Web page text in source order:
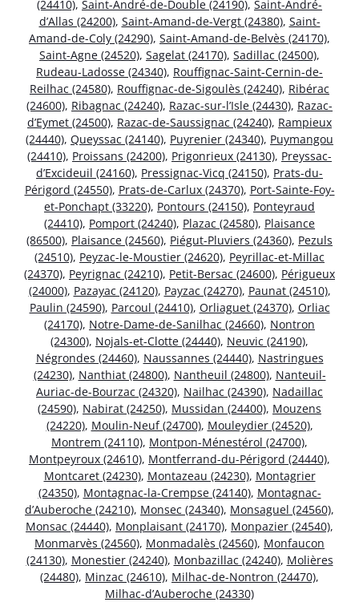
(24410), Saint-André-de-Double (24190), Saint-André-
d’Allas (24200), Saint-Amand-de-Vergt (24380), Saint-
Amand-de-Coly (24290), Saint-Amand-de-Belvès (24170),
Saint-Agne (24520), Sagelat (24170), Sadillac (24500),
Rudeau-Ladosse (24340), Rouffignac-Saint-Cernin-de-
Reilhac (24580), Rouffignac-de-Sigoulès (24240), Ribérac
(24600), Ribagnac (24240), Razac-sur-l’Isle (24430), Razac-
d’Eymet (24500), Razac-de-Saussignac (24240), Rampieux
(24440), Queyssac (24140), Puyrenier (24340), Puymangou
(24410), Proissans (24200), Prigonrieux (24130), Preyssac-
d’Excideuil (24160), Pressignac-Vicq (24150), Prats-du-
Périgord (24550), Prats-de-Carlux (24370), Port-Sainte-Foy-
et-Ponchapt (33220), Pontours (24150), Ponteyraud
(24410), Pomport (24240), Plazac (24580), Plaisance
(86500), Plaisance (24560), Piégut-Pluviers (24360), Pezuls
(24510), Peyzac-le-Moustier (24620), Peyrillac-et-Millac
(24370), Peyrignac (24210), Petit-Bersac (24600), Périgueux
(24000), Pazayac (24120), Payzac (24270), Paunat (24510),
Paulin (24590), Parcoul (24410), Orliaguet (24370), Orliac
(24170), Notre-Dame-de-Sanilhac (24660), Nontron
(24300), Nojals-et-Clotte (24440), Neuvic (24190),
Négrondes (24460), Naussannes (24440), Nastringues
(24230), Nanthiat (24800), Nantheuil (24800), Nanteuil-
Auriac-de-Bourzac (24320), Nailhac (24390), Nadaillac
(24590), Nabirat (24250), Mussidan (24400), Mouzens
(24220), Moulin-Neuf (24700), Mouleydier (24520),
Montrem (24110), Montpon-Ménestérol (24700),
Montpeyroux (24610), Montferrand-du-Périgord (24440),
Montcaret (24230), Montazeau (24230), Montagrier
(24350), Montagnac-la-Crempse (24140), Montagnac-
d’Auberoche (24210), Monsec (24340), Monsaguel (24560),
Monsac (24440), Monplaisant (24170), Monpazier (24540),
Monmarvès (24560), Monmadalès (24560), Monfaucon
(24130), Monestier (24240), Monbazillac (24240), Molières
(24480), Minzac (24610), Milhac-de-Nontron (24470),
Milhac-d’Auberoche (24330)